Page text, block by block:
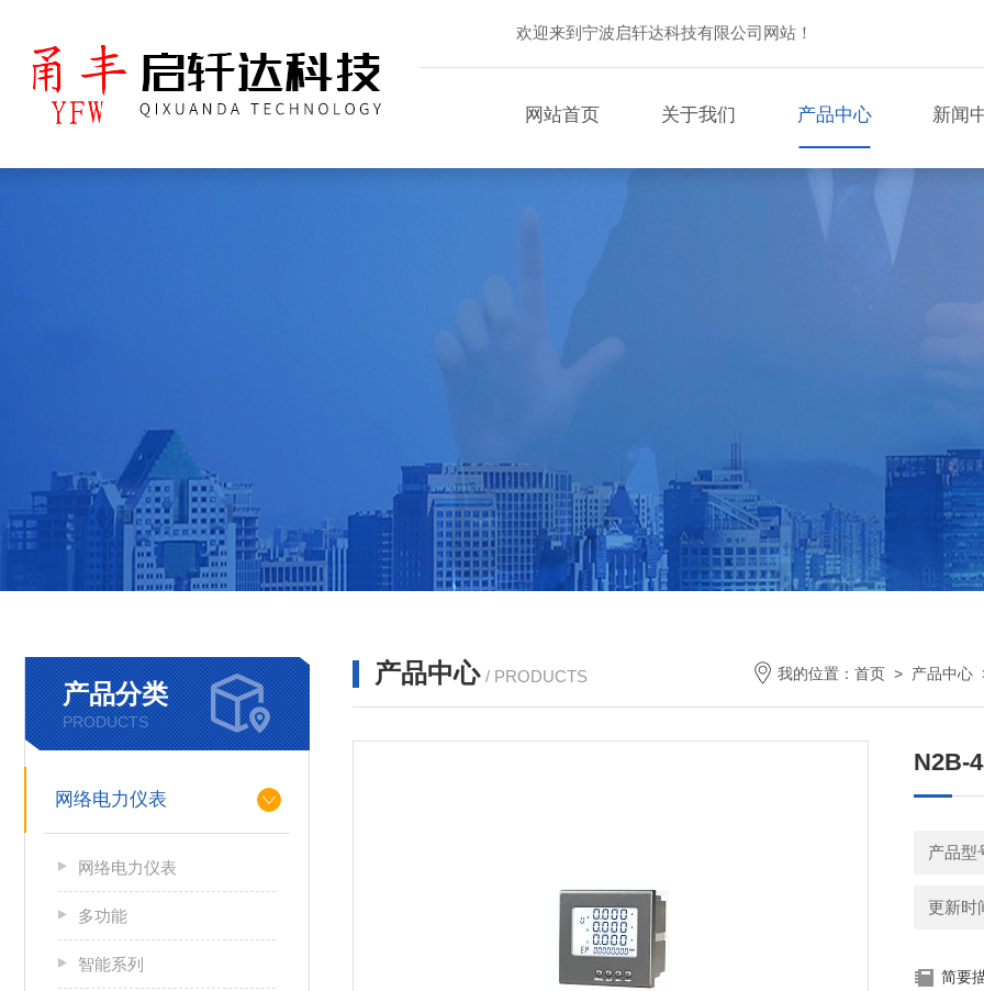
欢迎来到宁波启轩达科技有限公司网站！
网站首页 关于我们 产品中心 新闻
产品分类
PRODUCTS
网络电力仪表
网络电力仪表
多功能
智能系列
产品中心 / PRODUCTS 我的位置： 首页 > 产品中心
N2B-
产品型
更新时
简要